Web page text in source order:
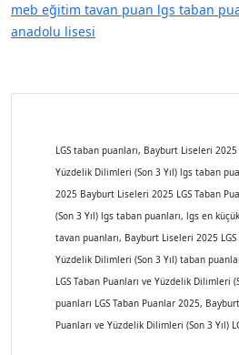
meb eğitim tavan puan lgs taban
anadolu lisesi
LGS taban puanları, Bayburt Liseleri 2025
Yüzdelik Dilimleri (Son 3 Yıl) lgs taban
2025 Bayburt Liseleri 2025 LGS Taban
(Son 3 Yıl) lgs taban puanları, lgs en
tavan puanları, Bayburt Liseleri 2025 LGS
Yüzdelik Dilimleri (Son 3 Yıl) taban
LGS Taban Puanları ve Yüzdelik Dilimleri
puanları LGS Taban Puanlar 2025,
Puanları ve Yüzdelik Dilimleri (Son 3 Yıl)